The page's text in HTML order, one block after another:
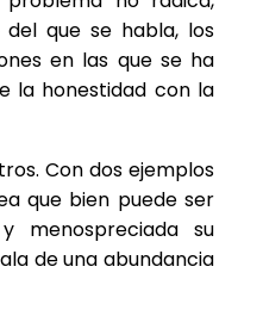
que se habla, los
en las que se ha
la honestidad con la
Con dos ejemplos
que bien puede ser
menospreciada su
de una abundancia